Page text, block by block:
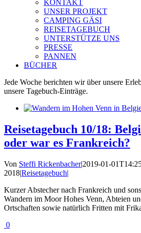
KONTAKT
UNSER PROJEKT
CAMPING GÄSI
REISETAGEBUCH
UNTERSTÜTZE UNS
PRESSE
PANNEN
BÜCHER
Jede Woche berichten wir über unsere
unsere Tagebuch-Einträge.
Reisetagebuch 10/18:
oder war es Frankreich?
Von Steffi Rickenbacher|2019-01-
2018|Reisetagebuch|
Kurzer Abstecher nach Frankreich und
Wandern im Moor Hohes Venn, Abteien
Ortschaften sowie natürlich Fritten mit
0